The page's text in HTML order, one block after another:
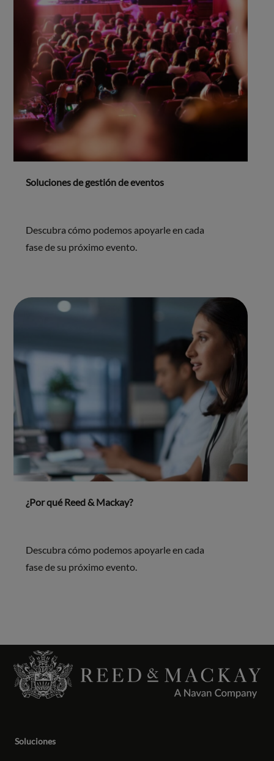
Soluciones de gestión de eventos
Descubra cómo podemos apoyarle en cada
fase de su próximo evento.
¿Por qué Reed & Mackay?
Descubra cómo podemos apoyarle en cada
fase de su próximo evento.
Soluciones